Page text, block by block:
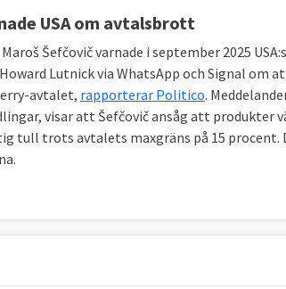
USA om avtalsbrott
Šefčovič varnade i september 2025
Lutnick via WhatsApp och Signal om
avtalet, rapporterar Politico.
visar att Šefčovič ansåg att produkter
tull trots avtalets maxgräns på 15